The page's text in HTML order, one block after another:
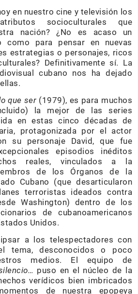
en nuestro cine y televisión los
socioculturales que
nación? ¿No es acaso un
como para pensar en nuevas
estrategias o personajes, ricos
Definitivamente sí. La
cubano nos ha dejado
que ser (1979), es para muchos
la mejor de las series
en estas cinco décadas de
protagonizada por el actor
su personaje David, que fue
episodios inéditos
reales, vinculados a la
de los Órganos de la
Cubano (que desarticularon
terroristas ideados contra
Washington) dentro de los
de cubanoamericanos
Unidos.
a los telespectadores con
tema, desconocidos o poco
medios. El equipo de
puso en el núcleo de la
verídicos bien imbricados
de nuestra epopeya